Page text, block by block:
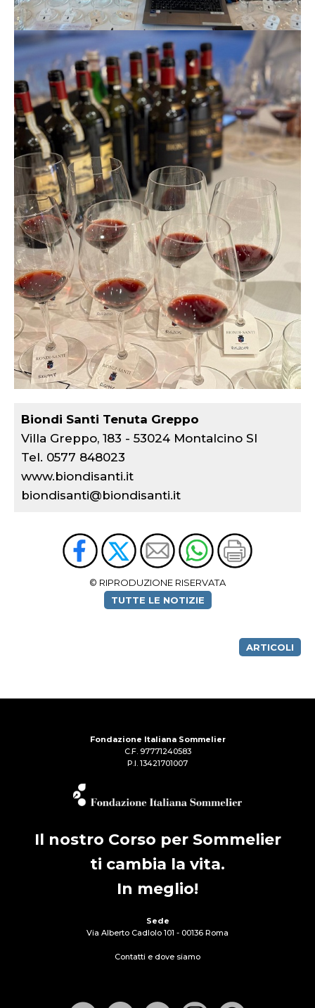
Biondi Santi Tenuta Greppo
Villa Greppo, 183 - 53024 Montalcino SI
Tel. 0577 848023
www.biondisanti.it
biondisanti@biondisanti.it
© RIPRODUZIONE RISERVATA
TUTTE LE NOTIZIE
ARTICOLI
Fondazione Italiana Sommelier
C.F. 97771240583
P.I. 13421701007
Il nostro Corso per Sommelier
ti cambia la vita.
In meglio!
Sede
Via Alberto Cadlolo 101 - 00136 Roma
Contatti e dove siamo